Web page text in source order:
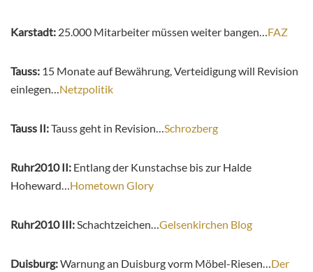
Karstadt: 25.000 Mitarbeiter müssen weiter bangen…FAZ
Tauss: 15 Monate auf Bewährung, Verteidigung will Revision
einlegen…Netzpolitik
Tauss II:Tauss geht in Revision…Schrozberg
Ruhr2010 II: Entlang der Kunstachse bis zur Halde
Hoheward…Hometown Glory
Ruhr2010 III:Schachtzeichen…Gelsenkirchen Blog
Duisburg:Warnung an Duisburg vorm Möbel-Riesen…Der